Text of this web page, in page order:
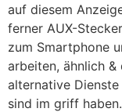
auf diesem
ferner AUX-
zum Smartphone
arbeiten, ähnlich
alternative
sind im griff haben.